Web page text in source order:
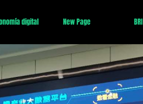
digital New Page BRI